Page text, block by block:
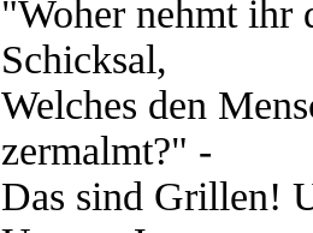
"Woher nehmt ihr
Schicksal,
Welches den
zermalmt?" -
Das sind Grillen!